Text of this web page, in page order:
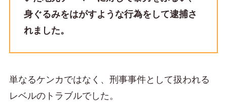
身ぐるみをはがすような行為をして逮捕さ
れました。
単なるケンカではなく、刑事事件として扱われる
レベルのトラブルでした。